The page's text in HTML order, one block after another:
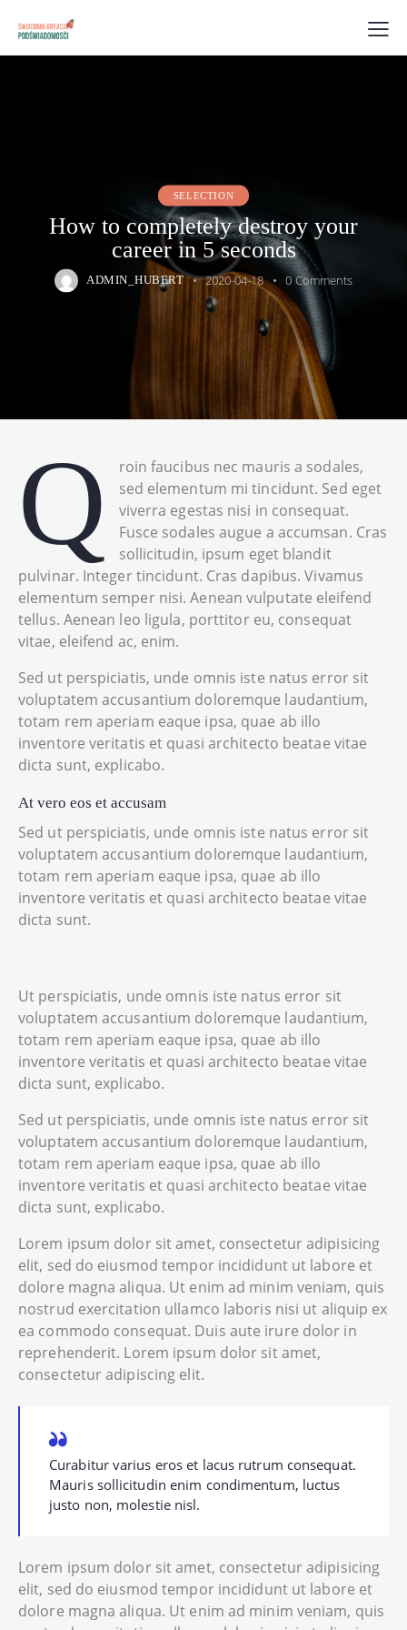
SELECTION
How to completely destroy your
career in 5 seconds
ADMIN_HUBERT 2020-04-18 0 Comments
Q
roin faucibus nec mauris a sodales,
sed elementum mi tincidunt. Sed eget
viverra egestas nisi in consequat.
Fusce sodales augue a accumsan. Cras
sollicitudin, ipsum eget blandit
pulvinar. Integer tincidunt. Cras dapibus. Vivamus
elementum semper nisi. Aenean vulputate eleifend
tellus. Aenean leo ligula, porttitor eu, consequat
vitae, eleifend ac, enim.
Sed ut perspiciatis, unde omnis iste natus error sit
voluptatem accusantium doloremque laudantium,
totam rem aperiam eaque ipsa, quae ab illo
inventore veritatis et quasi architecto beatae vitae
dicta sunt, explicabo.
At vero eos et accusam
Sed ut perspiciatis, unde omnis iste natus error sit
voluptatem accusantium doloremque laudantium,
totam rem aperiam eaque ipsa, quae ab illo
inventore veritatis et quasi architecto beatae vitae
dicta sunt.
Ut perspiciatis, unde omnis iste natus error sit
voluptatem accusantium doloremque laudantium,
totam rem aperiam eaque ipsa, quae ab illo
inventore veritatis et quasi architecto beatae vitae
dicta sunt, explicabo.
Sed ut perspiciatis, unde omnis iste natus error sit
voluptatem accusantium doloremque laudantium,
totam rem aperiam eaque ipsa, quae ab illo
inventore veritatis et quasi architecto beatae vitae
dicta sunt, explicabo.
Lorem ipsum dolor sit amet, consectetur adipisicing
elit, sed do eiusmod tempor incididunt ut labore et
dolore magna aliqua. Ut enim ad minim veniam, quis
nostrud exercitation ullamco laboris nisi ut aliquip ex
ea commodo consequat. Duis aute irure dolor in
reprehenderit. Lorem ipsum dolor sit amet,
consectetur adipiscing elit.
Curabitur varius eros et lacus rutrum consequat.
Mauris sollicitudin enim condimentum, luctus
justo non, molestie nisl.
Lorem ipsum dolor sit amet, consectetur adipisicing
elit, sed do eiusmod tempor incididunt ut labore et
dolore magna aliqua. Ut enim ad minim veniam, quis